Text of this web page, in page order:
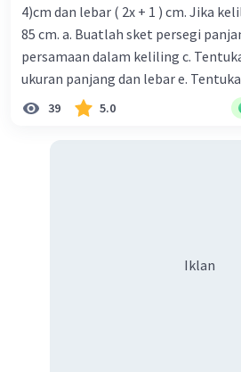
4)cm dan lebar ( 2x + 1 ) cm. Jika
85 cm. a. Buatlah sket persegi
persamaan dalam keliling c.
ukuran panjang dan lebar e.
39 5.0
Iklan